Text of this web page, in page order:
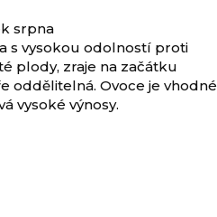
srpna
s vysokou odolností proti
plody, zraje na začátku
oddělitelná. Ovoce je vhodné
vysoké výnosy.